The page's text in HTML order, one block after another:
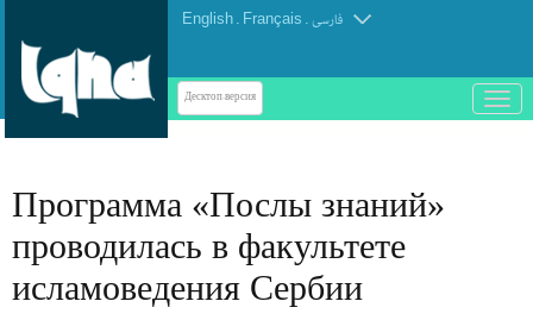
English . Français . فارسی
Десктоп-версия
باز
و
Программа «Послы знаний»
проводилась в факультете
исламоведения Сербии